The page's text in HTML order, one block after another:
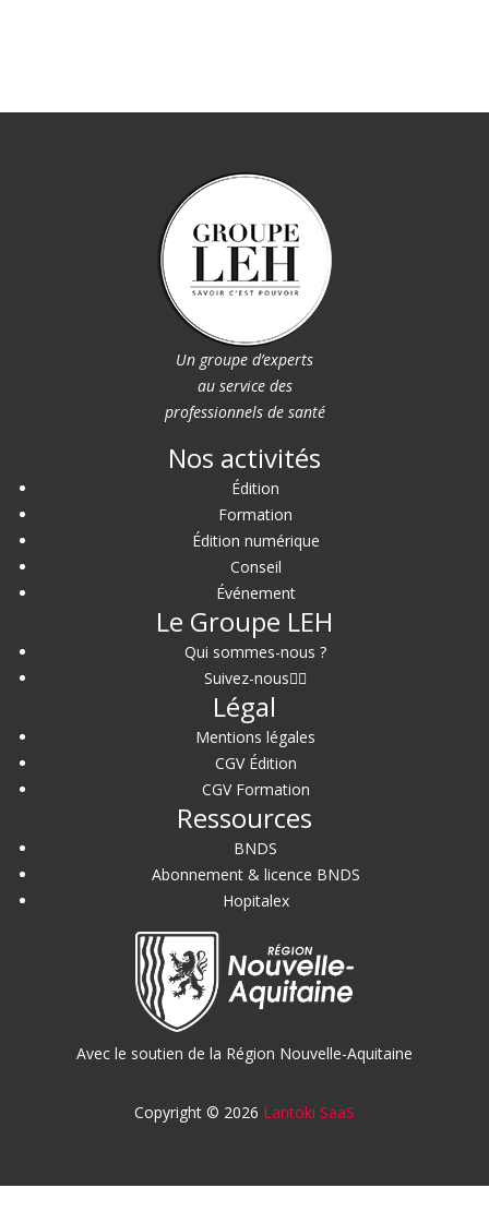
Un groupe d’experts
au service des
professionnels de santé
Nos activités
Édition
Formation
Édition numérique
Conseil
Événement
Le Groupe LEH
Qui sommes-nous ?
Suivez-nous
Légal
Mentions légales
CGV Édition
CGV Formation
Ressources
BNDS
Abonnement & licence BNDS
Hopitalex
Avec le soutien de la Région Nouvelle-Aquitaine
Copyright © 2026 Lantoki SaaS